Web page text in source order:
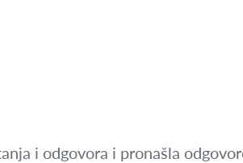
i odgovora i pronašla